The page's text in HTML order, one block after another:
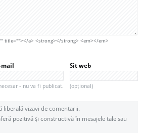
title=""></a> <strong></strong> <em></em>
mail
- nu va fi publicat.
Sit web
(opțional)
liberală vizavi de comentarii.
pozitivă și constructivă în mesajele tale sau